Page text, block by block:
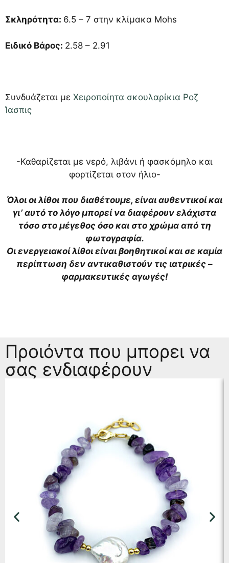
Σκληρότητα: 6.5 – 7 στην κλίμακα Mohs
Ειδικό Βάρος: 2.58 – 2.91
Συνδυάζεται με Χειροποίητα σκουλαρίκια Ροζ
Ίασπις
-Καθαρίζεται με νερό, λιβάνι ή φασκόμηλο και
φορτίζεται στον ήλιο-
Όλοι οι λίθοι που διαθέτουμε, είναι αυθεντικοί και
γι’ αυτό το λόγο μπορεί να διαφέρουν ελάχιστα
τόσο στο μέγεθος όσο και στο χρώμα από τη
φωτογραφία.
Οι ενεργειακοί λίθοι είναι βοηθητικοί και σε καμία
περίπτωση δεν αντικαθιστούν τις ιατρικές –
φαρμακευτικές αγωγές!
Προιόντα που μπορει να
σας ενδιαφέρουν